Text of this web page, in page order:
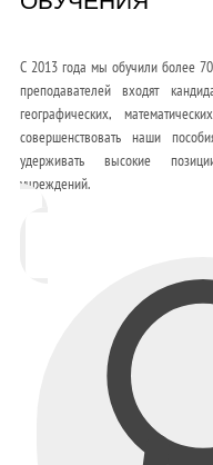
С 2013 года мы обучили более
преподавателей входят
географических,
совершенствовать наши
удерживать высокие
учреждений.